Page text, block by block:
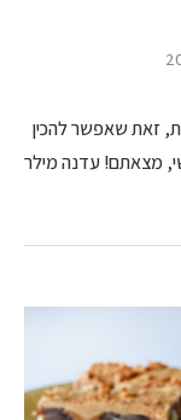
זאת שאפשר להכין
מצאתם! עדנה מילר